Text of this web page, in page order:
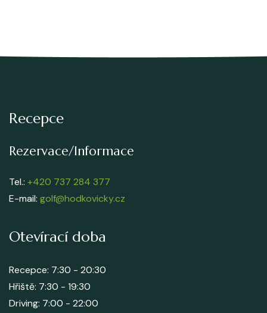
Recepce
Rezervace/Informace
Tel.: +420 737 284 377
E-mail: golf@hodkovicky.cz
Otevírací doba
Recepce: 7:30 - 20:30
Hřiště: 7:30 - 19:30
Driving: 7:00 - 22:00